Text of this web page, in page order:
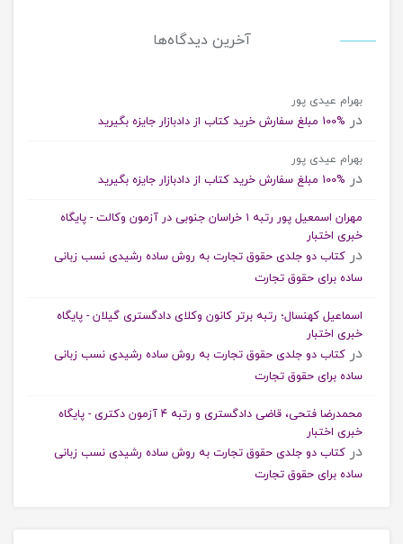
آخرین دیدگاه‌ها
بهرام عیدی پور
در %100 مبلغ سفارش خرید کتاب از دادبازار جایزه بگیرید
بهرام عیدی پور
در %100 مبلغ سفارش خرید کتاب از دادبازار جایزه بگیرید
مهران اسمعیل پور رتبه ۱ خراسان جنوبی در آزمون وکالت - پایگاه
خبری اختبار
در کتاب دو جلدی حقوق تجارت به روش ساده رشیدی نسب زبانی
ساده برای حقوق تجارت
اسماعیل کهنسال؛ رتبه برتر کانون وکلای دادگستری گیلان - پایگاه
خبری اختبار
در کتاب دو جلدی حقوق تجارت به روش ساده رشیدی نسب زبانی
ساده برای حقوق تجارت
محمدرضا فتحی، قاضی دادگستری و رتبه ۴ آزمون دکتری - پایگاه
خبری اختبار
در کتاب دو جلدی حقوق تجارت به روش ساده رشیدی نسب زبانی
ساده برای حقوق تجارت